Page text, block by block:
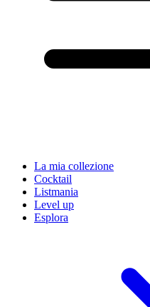
La mia collezione
Cocktail
Listmania
Level up
Esplora